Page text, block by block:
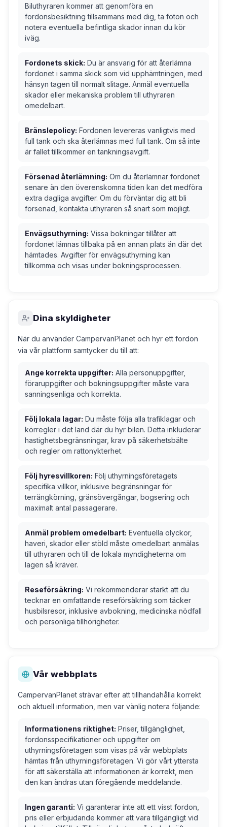
Biluthyraren kommer att genomföra en
fordonsbesiktning tillsammans med dig, ta foton och
notera eventuella befintliga skador innan du kör
iväg.
Fordonets skick: Du är ansvarig för att återlämna
fordonet i samma skick som vid upphämtningen, med
hänsyn tagen till normalt slitage. Anmäl eventuella
skador eller mekaniska problem till uthyraren
omedelbart.
Bränslepolicy: Fordonen levereras vanligtvis med
full tank och ska återlämnas med full tank. Om så inte
är fallet tillkommer en tankningsavgift.
Försenad återlämning: Om du återlämnar fordonet
senare än den överenskomna tiden kan det medföra
extra dagliga avgifter. Om du förväntar dig att bli
försenad, kontakta uthyraren så snart som möjligt.
Envägsuthyrning: Vissa bokningar tillåter att
fordonet lämnas tillbaka på en annan plats än där det
hämtades. Avgifter för envägsuthyrning kan
tillkomma och visas under bokningsprocessen.
Dina skyldigheter
När du använder CampervanPlanet och hyr ett fordon
via vår plattform samtycker du till att:
Ange korrekta uppgifter: Alla personuppgifter,
föraruppgifter och bokningsuppgifter måste vara
sanningsenliga och korrekta.
Följ lokala lagar: Du måste följa alla trafiklagar och
körregler i det land där du hyr bilen. Detta inkluderar
hastighetsbegränsningar, krav på säkerhetsbälte
och regler om rattonykterhet.
Följ hyresvillkoren: Följ uthyrningsföretagets
specifika villkor, inklusive begränsningar för
terrängkörning, gränsövergångar, bogsering och
maximalt antal passagerare.
Anmäl problem omedelbart: Eventuella olyckor,
haveri, skador eller stöld måste omedelbart anmälas
till uthyraren och till de lokala myndigheterna om
lagen så kräver.
Reseförsäkring: Vi rekommenderar starkt att du
tecknar en omfattande reseförsäkring som täcker
husbilsresor, inklusive avbokning, medicinska nödfall
och personliga tillhörigheter.
Vår webbplats
CampervanPlanet strävar efter att tillhandahålla korrekt
och aktuell information, men var vänlig notera följande:
Informationens riktighet: Priser, tillgänglighet,
fordonsspecifikationer och uppgifter om
uthyrningsföretagen som visas på vår webbplats
hämtas från uthyrningsföretagen. Vi gör vårt yttersta
för att säkerställa att informationen är korrekt, men
den kan ändras utan föregående meddelande.
Ingen garanti: Vi garanterar inte att ett visst fordon,
pris eller erbjudande kommer att vara tillgängligt vid